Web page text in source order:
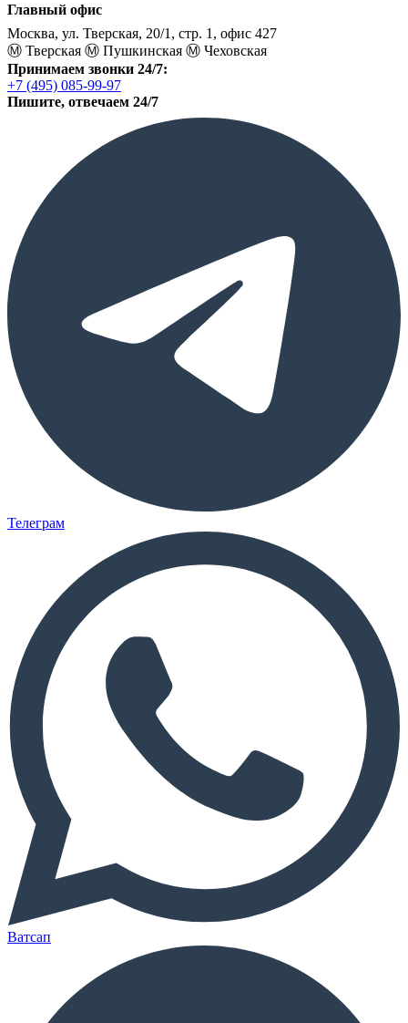
Главный офис
Москва, ул. Тверская, 20/1, стр. 1, офис 427
Ⓜ️ Тверская Ⓜ️ Пушкинская Ⓜ️ Чеховская
Принимаем звонки 24/7:
+7 (495) 085-99-97
Пишите, отвечаем 24/7
Телеграм
Ватсап